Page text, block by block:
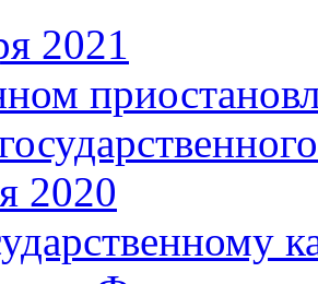
2021
2020